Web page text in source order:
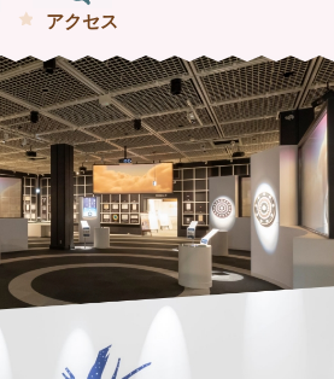
アクセス